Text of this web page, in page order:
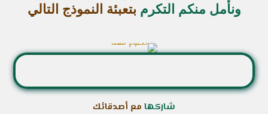
ونأمل منكم التكرم بتعبئة النموذج التالي
شاركها مع أصدقائك